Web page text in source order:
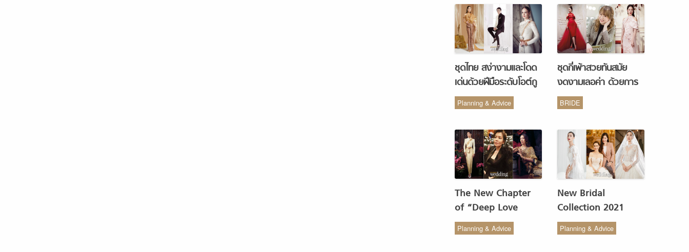
ชุดไทย สง่างามและโดด
เด่นด้วยฝีมือระดับโอต์กู
ตูร์ จากห้องเสื้อ Vanus
Couture
Planning & Advice
ชุดกี่เพ้าสวยทันสมัย
งดงามเลอค่า ด้วยการ
รังสรรค์จากห้องเสื้อ
Monique Wedding
BRIDE
The New Chapter
of “Deep Love
Wedding Studio” :
รังสรรค์ผ้าทอของไทยให้
Planning & Advice
New Bridal
Collection 2021
from COCO CHIC
สวย เรียบง่าย สไตล์มินิ
Planning & Advice